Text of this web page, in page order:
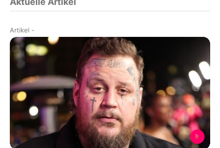
Artikel -